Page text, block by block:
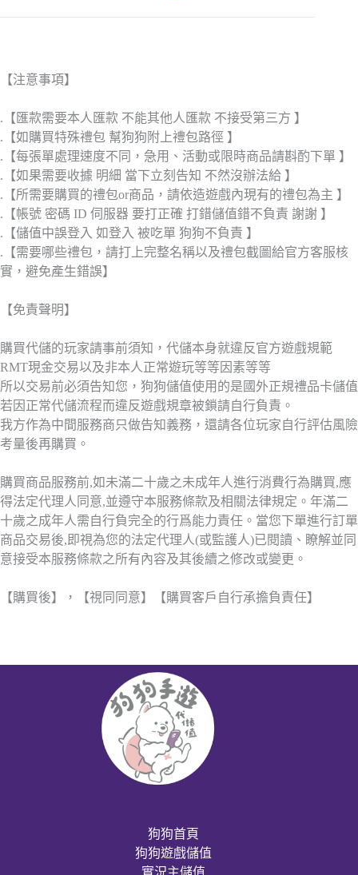
【注意事項】
.【匯款需要本人匯款 不能其他人匯款 不接受第三方 】
.【如購買特殊禮包 幫狗狗附上禮包路徑 】
.【每張單處理速度不同，急用、活動或限時商品請斟酌下單 】
.【如果需要收據 明細 當下立刻告知 不然沒辦法給 】
.【所需要購買的禮包or商品，請依造遊戲內現有的禮包為主 】
.【帳號 密碼 ID 伺服器 要打正確 打錯儲值錯不負責 謝謝 】
.【儲值中誤登入 如登入 被吃單 狗狗不負責 】
.【需要哪些禮包，請打上完整名稱以及禮包截圖給官方客服核
實，避免產生錯誤】
【免責聲明】
購買代儲的玩家請事前須知，代儲本身就違反官方遊戲規範
RMT現金交易以及非本人正常遊玩等等因素等等
所以交易前必須告知您，狗狗儲值使用的是國外正規禮品卡儲值
若因正常代儲流程而違反遊戲規章被鎖請自行負責。
我方作為中間服務商只做告知義務，還請各位玩家自行評估風險
考量後再購買。
購買商品服務前,如未滿二十歲之未成年人進行消費行為購買,應
得法定代理人同意,並遵守本服務條款及相關法律規定。年滿二
十歲之成年人需自行負完全的行爲能力責任。當您下單進行訂單
商品交易後,即視為您的法定代理人(或監護人)已閱讀、瞭解並同
意接受本服務條款之所有內容及其後續之修改或變更。
【購買後】，【視同同意】【購買客戶自行承擔負責任】
狗狗首頁
狗狗遊戲儲值
實況主儲值